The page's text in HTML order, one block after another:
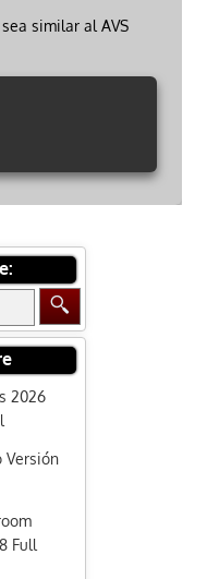
similar al AVS
2026
Versión
Full